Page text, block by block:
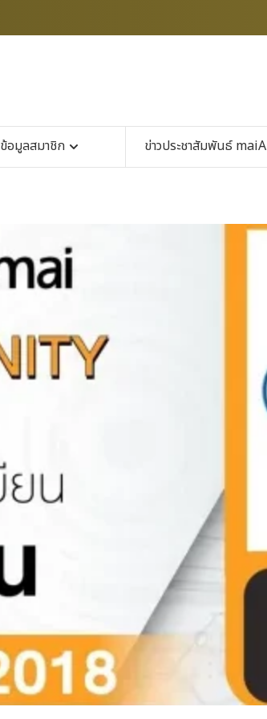
ข้อมูลสมาชิก ข่าวประชาสัมพันธ์ maiA